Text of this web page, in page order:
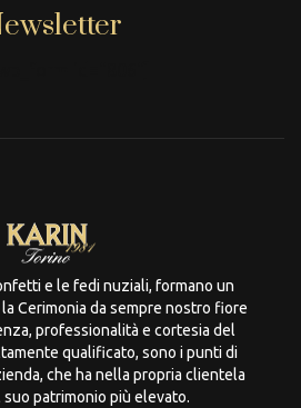
e le fedi nuziali, formano un
Cerimonia da sempre nostro fiore
professionalità e cortesia del
qualificato, sono i punti di
che ha nella propria clientela
patrimonio più elevato.